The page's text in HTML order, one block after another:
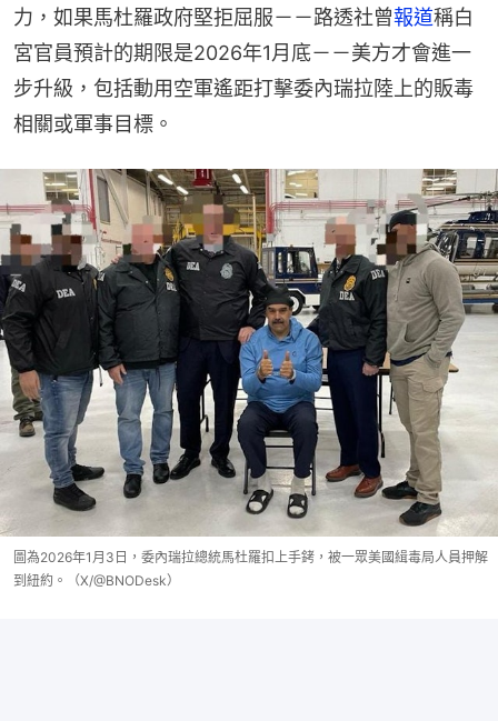
力，如果馬杜羅政府堅拒屈服－－路透社曾報道稱白
宮官員預計的期限是2026年1月底－－美方才會進一
步升級，包括動用空軍遙距打擊委內瑞拉陸上的販毒
相關或軍事目標。
圖為2026年1月3日，委內瑞拉總統馬杜羅扣上手銬，被一眾美國緝毒局人員押解
到紐約。（X/@BNODesk）